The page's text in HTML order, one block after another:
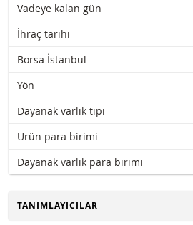
Vadeye kalan gün
İhraç tarihi
Borsa İstanbul
Yön
Dayanak varlık tipi
Ürün para birimi
Dayanak varlık para birimi
AÇ
TANIMLAYICILAR